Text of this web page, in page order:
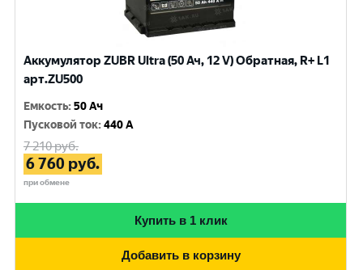
Аккумулятор ZUBR Ultra (50 Ач, 12 V) Обратная, R+ L1
арт.ZU500
Емкость:50 Ач
Пусковой ток:440 A
7 210руб.
6 760 руб.
при обмене
Купить в 1 клик
Добавить в корзину